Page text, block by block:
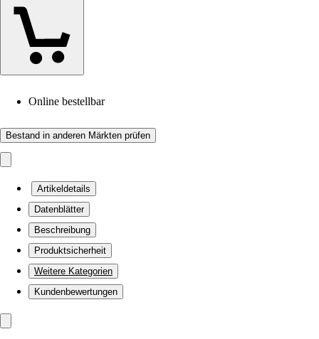
Online bestellbar
Bestand in anderen Märkten prüfen
Artikeldetails
Datenblätter
Beschreibung
Produktsicherheit
Weitere Kategorien
Kundenbewertungen